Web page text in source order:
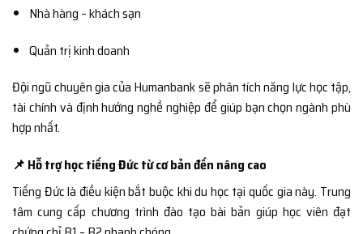
Nhà hàng – khách sạn
Quản trị kinh doanh
Đội ngũ chuyên gia của Humanbank sẽ phân tích năng lực học tập,
tài chính và định hướng nghề nghiệp để giúp bạn chọn ngành phù
hợp nhất.
📌 Hỗ trợ học tiếng Đức từ cơ bản đến nâng cao
Tiếng Đức là điều kiện bắt buộc khi du học tại quốc gia này. Trung
tâm cung cấp chương trình đào tạo bài bản giúp học viên đạt